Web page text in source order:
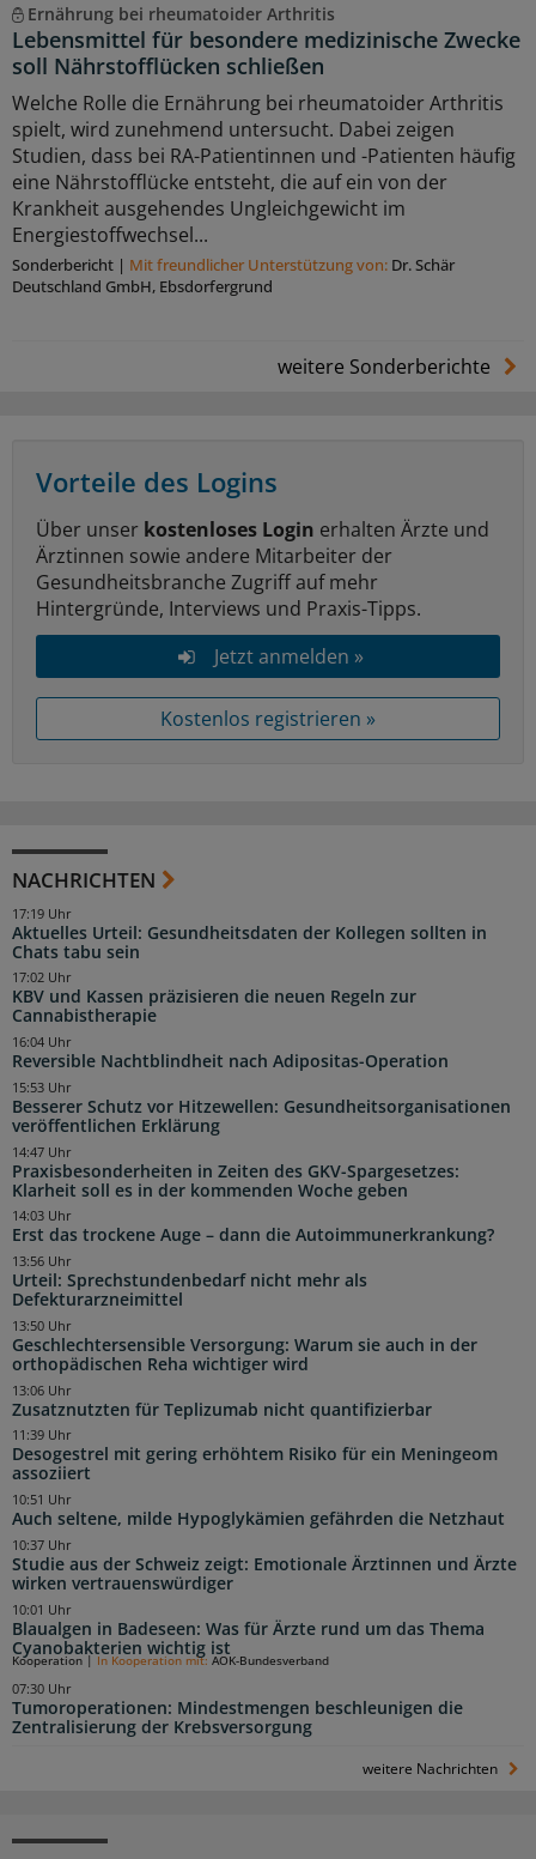
Ernährung bei rheumatoider Arthritis
Lebensmittel für besondere medizinische Zwecke
soll Nährstofflücken schließen
Welche Rolle die Ernährung bei rheumatoider Arthritis
spielt, wird zunehmend untersucht. Dabei zeigen
Studien, dass bei RA-Patientinnen und -Patienten häufig
eine Nährstofflücke entsteht, die auf ein von der
Krankheit ausgehendes Ungleichgewicht im
Energiestoffwechsel...
Sonderbericht | Mit freundlicher Unterstützung von: Dr. Schär
Deutschland GmbH, Ebsdorfergrund
weitere Sonderberichte
Vorteile des Logins
Über unser kostenloses Login erhalten Ärzte und
Ärztinnen sowie andere Mitarbeiter der
Gesundheitsbranche Zugriff auf mehr
Hintergründe, Interviews und Praxis-Tipps.
Jetzt anmelden »
Kostenlos registrieren »
NACHRICHTEN
Aktuelles Urteil: Gesundheitsdaten der Kollegen sollten in
Chats tabu sein
17:19 Uhr
KBV und Kassen präzisieren die neuen Regeln zur
Cannabistherapie
17:02 Uhr
Reversible Nachtblindheit nach Adipositas-Operation
16:04 Uhr
Besserer Schutz vor Hitzewellen: Gesundheitsorganisationen
veröffentlichen Erklärung
15:53 Uhr
Praxisbesonderheiten in Zeiten des GKV-Spargesetzes:
Klarheit soll es in der kommenden Woche geben
14:47 Uhr
Erst das trockene Auge – dann die Autoimmunerkrankung?
14:03 Uhr
Urteil: Sprechstundenbedarf nicht mehr als
Defekturarzneimittel
13:56 Uhr
Geschlechtersensible Versorgung: Warum sie auch in der
orthopädischen Reha wichtiger wird
13:50 Uhr
Zusatznutzten für Teplizumab nicht quantifizierbar
13:06 Uhr
Desogestrel mit gering erhöhtem Risiko für ein Meningeom
assoziiert
11:39 Uhr
Auch seltene, milde Hypoglykämien gefährden die Netzhaut
10:51 Uhr
Studie aus der Schweiz zeigt: Emotionale Ärztinnen und Ärzte
wirken vertrauenswürdiger
10:37 Uhr
Blaualgen in Badeseen: Was für Ärzte rund um das Thema
Cyanobakterien wichtig ist
10:01 Uhr
Tumoroperationen: Mindestmengen beschleunigen die
Zentralisierung der Krebsversorgung
Kooperation In Kooperation mit: AOK-Bundesverband
07:30 Uhr
weitere Nachrichten